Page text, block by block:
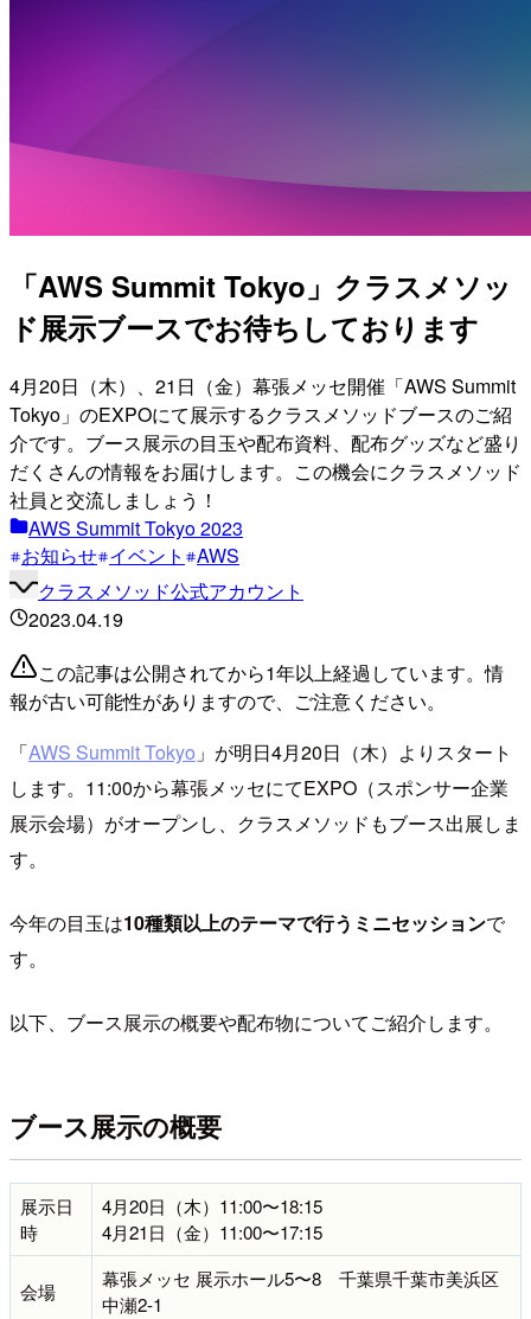
「AWS Summit Tokyo」クラスメソッ
ド展示ブースでお待ちしております
4月20日（木）、21日（金）幕張メッセ開催「AWS Summit
Tokyo」のEXPOにて展示するクラスメソッドブースのご紹
介です。ブース展示の目玉や配布資料、配布グッズなど盛り
だくさんの情報をお届けします。この機会にクラスメソッド
社員と交流しましょう！
AWS Summit Tokyo 2023
お知らせ イベント
AWS
クラスメソッド公式アカウント
2023.04.19
この記事は公開されてから1年以上経過しています。情
報が古い可能性がありますので、ご注意ください。
「AWS Summit Tokyo 」が明日4月20日（木）よりスタート
します。11:00から幕張メッセにてEXPO（スポンサー企業
展示会場）がオープンし、クラスメソッドもブース出展しま
す。
今年の目玉は10種類以上のテーマで行うミニセッションで
す。
以下、ブース展示の概要や配布物についてご紹介します。
ブース展示の概要
展示日
時
4月20日（木）11:00〜18:15
4月21日（金）11:00〜17:15
会場
幕張メッセ 展示ホール5〜8 千葉県千葉市美浜区
中瀬2-1